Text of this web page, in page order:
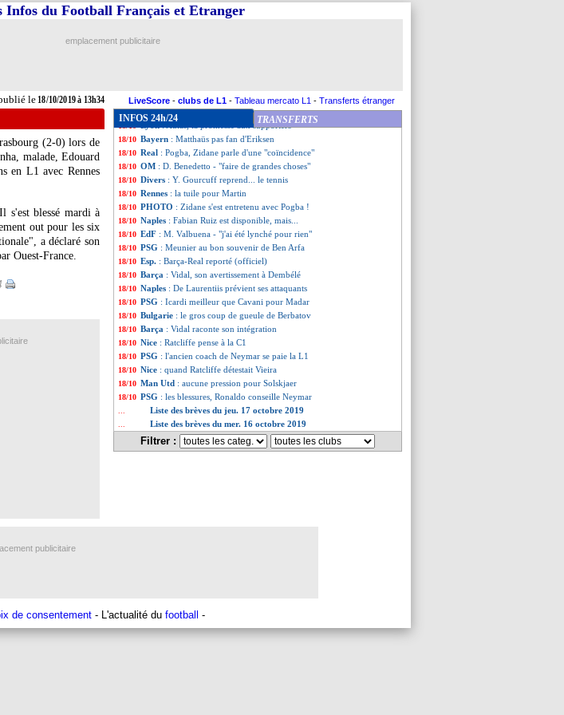
le18/10/2019 à 13h34
Infos du Football Français et Etranger
emplacement publicitaire
LiveScore - clubs de L1 - Tableau mercato L1 - Transferts étranger
(2-0) lors de
malade, Edouard
en L1 avec Rennes
s'est blessé mardi à
out pour les six
a déclaré son
Ouest-France.
INFOS 24h/24 TRANSFERTS
18/10 Strasbourg: Sels jusqu'en 2024 (officiel)
18/10 Monaco : Jardim garde confiance en Glik
18/10 Man Utd
18/10 Esp.: Barça-Real déplacé au 18 décembre ?
18/10 OM: Villas-Boas rappelle l'objectif majeur
: Aulas, la promesse aux supporters
18/10 Bayern : Matthaüs pas fan d'Eriksen
18/10 Real : Pogba, Zidane parle d'une "coïncidence"
18/10 OM : D. Benedetto - "faire de grandes choses"
18/10 Divers : Y. Gourcuff reprend... le tennis
18/10 Rennes : la tuile pour Martin
18/10 PHOTO : Zidane s'est entretenu avec Pogba !
18/10 Naples : Fabian Ruiz est disponible, mais...
18/10 EdF : M. Valbuena - "j'ai été lynché pour rien"
18/10 PSG : Meunier au bon souvenir de Ben Arfa
18/10 Esp. : Barça-Real reporté (officiel)
18/10 Barça : Vidal, son avertissement à Dembélé
18/10 Naples : De Laurentiis prévient ses attaquants
18/10 PSG : Icardi meilleur que Cavani pour Madar
18/10 Bulgarie : le gros coup de gueule de Berbatov
18/10 Barça : Vidal raconte son intégration
18/10 Nice : Ratcliffe pense à la C1
18/10 PSG : l'ancien coach de Neymar se paie la L1
18/10 Nice : quand Ratcliffe détestait Vieira
18/10 Man Utd : aucune pression pour Solskjaer
18/10 PSG : les blessures, Ronaldo conseille Neymar
Liste des brèves du jeu. 17 octobre 2019
Liste des brèves du mer. 16 octobre 2019
Filtrer :
publicitaire
de consentement - L'actualité du football -